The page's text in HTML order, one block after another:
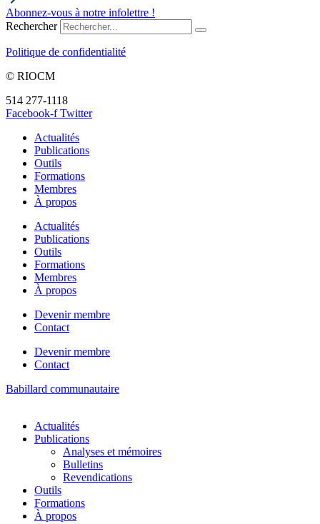
Abonnez-vous à notre infolettre !
Rechercher
Politique de confidentialité
© RIOCM
514 277-1118
Facebook-f Twitter
Actualités
Publications
Outils
Formations
Membres
À propos
Actualités
Publications
Outils
Formations
Membres
À propos
Devenir membre
Contact
Devenir membre
Contact
Babillard communautaire
Actualités
Publications
Analyses et mémoires
Bulletins
Revendications
Outils
Formations
À propos